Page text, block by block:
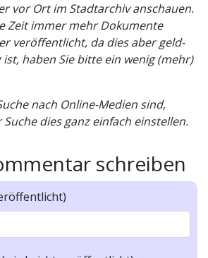
vor Ort im Stadtarchiv anschauen.
Zeit immer mehr Dokumente
veröffentlicht, da dies aber geld-
haben Sie bitte ein wenig (mehr)
nach Online-Medien sind,
dies ganz einfach einstellen.
schreiben